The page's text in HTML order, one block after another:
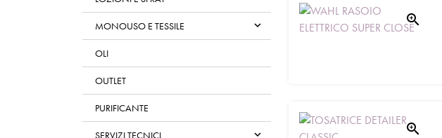
MONOUSO E TESSILE 
OLI
OUTLET
PURIFICANTE
SERVIZI TECNICI 
zoom_in
zoom_in